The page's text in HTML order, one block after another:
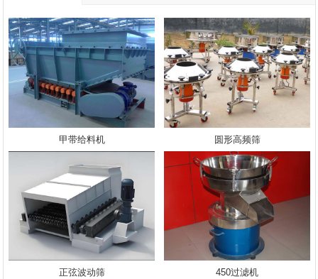
甲带给料机 圆形高频筛
正弦波动筛 450过滤机